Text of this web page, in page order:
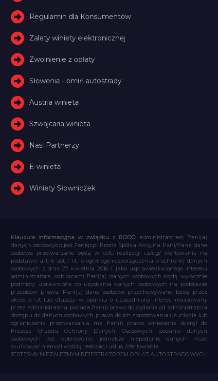
Regulamin dla Konsumentów
Zalety winiety elektronicznej
Zwolnienie z opłaty
Słowenia - omiń autostrady
Austria winieta
Szwajcaria winieta
Nasi Partnerzy
E-winieta
Winiety Słowniczek
Klauzula informacyjna w związku z RODO administratorem Pani(a)
danych osobowych jest Feniqs.pl Prosta Spółka Akcyjna. Pani/Pana dane
osobowe przetwarzane będą w celu realizacji usług/ ofertowania na
podstawie art. 6 ust. 1 lit. b ogólnego rozporządzenia o ochronie danych
osobowych z dnia 27 kwietnia 2016 r. jako usprawiedliwionego interesu
administratora, odbiorcami Pani(a) danych osobowych będą wyłącznie
podmioty uprawnione do uzyskania danych osobowych na podstawie
przepisów prawa, Pani(a) dane osobowe przechowywane będą przez
okres 5 lat lub dłuższy w oparciu o uzasadniony interes realizowany
przez administratora, posiada Pan(i) prawo do żądania od administratora
dostępu do danych osobowych, prawo do ich sprostowania usunięcia lub
ograniczenia przetwarzania, ma Pan(i) prawo wniesienia skargi do
Prezesa Urzędu Ochrony Danych Osobowych, podanie danych
osobowych jest dobrowolne, jednakże niepodanie danych może
skutkować niemożliwością realizacji usług /ofertowania.
JESTEŚMY NIEZALEŻNYM REJESTRATOREM OPŁAT AUTOSTRADOWYCH